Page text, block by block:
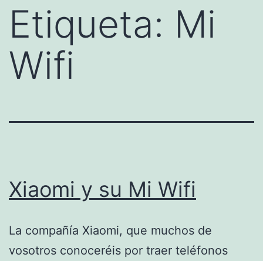
Etiqueta: Mi
Wifi
Xiaomi y su Mi Wifi
La compañía Xiaomi, que muchos de
vosotros conoceréis por traer teléfonos